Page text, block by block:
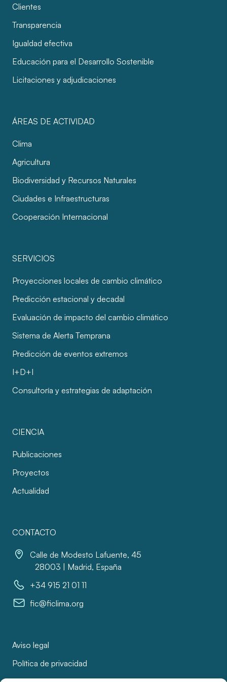
Clientes
Transparencia
Igualdad efectiva
Educación para el Desarrollo Sostenible
Licitaciones y adjudicaciones
ÁREAS DE ACTIVIDAD
Clima
Agricultura
Biodiversidad y Recursos Naturales
Ciudades e Infraestructuras
Cooperación Internacional
SERVICIOS
Proyecciones locales de cambio climático
Predicción estacional y decadal
Evaluación de impacto del cambio climático
Sistema de Alerta Temprana
Predicción de eventos extremos
I+D+I
Consultoría y estrategias de adaptación
CIENCIA
Publicaciones
Proyectos
Actualidad
CONTACTO
Calle de Modesto Lafuente, 45
28003 | Madrid, España
+34 915 21 01 11
fic@ficlima.org
Aviso legal
Política de privacidad